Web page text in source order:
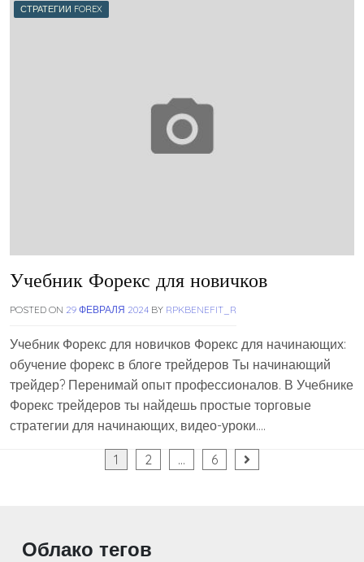
СТРАТЕГИИ FOREX
Учебник Форекс для новичков
POSTED ON 29 ФЕВРАЛЯ 2024 BY RPKBENEFIT_R
Учебник Форекс для новичков Форекс для начинающих:
обучение форекс в блоге трейдеров Ты начинающий
трейдер? Перенимай опыт профессионалов. В Учебнике
Форекс трейдеров ты найдешь простые торговые
стратегии для начинающих, видео-уроки….
1 2 … 6
Облако тегов